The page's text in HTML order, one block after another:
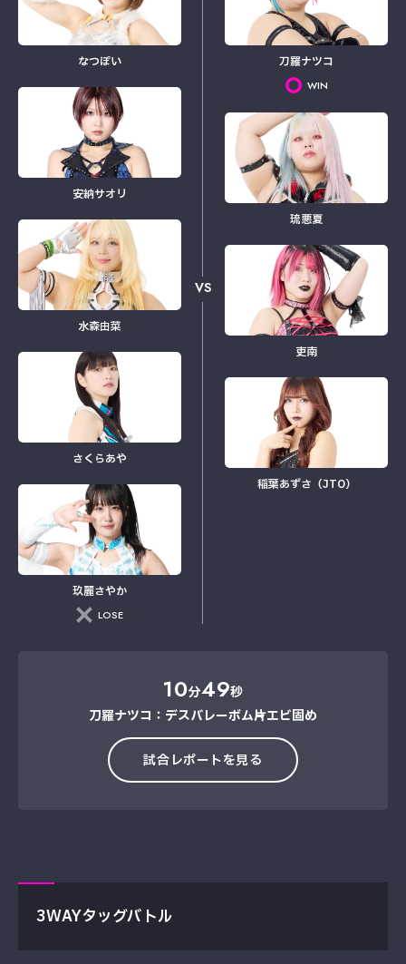
なつぽい
安納サオリ
水森由菜
さくらあや
玖麗さやか
LOSE
VS
刀羅ナツコ
WIN
琉悪夏
吏南
稲葉あずさ（JTO）
10分49秒
刀羅ナツコ：デスバレーボム→片エビ固め
試合レポートを見る
3WAYタッグバトル